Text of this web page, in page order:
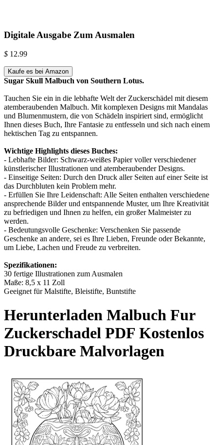
Digitale Ausgabe Zum Ausmalen
$ 12.99
Kaufe es bei Amazon
Sugar Skull Malbuch von Southern Lotus.
Tauchen Sie ein in die lebhafte Welt der Zuckerschädel mit diesem
atemberaubenden Malbuch. Mit komplexen Designs mit Mandalas
und Blumenmustern, die von Schädeln inspiriert sind, ermöglicht
Ihnen dieses Buch, Ihre Fantasie zu entfesseln und sich nach einem
hektischen Tag zu entspannen.
Wichtige Highlights dieses Buches:
- Lebhafte Bilder: Schwarz-weißes Papier voller verschiedener
künstlerischer Illustrationen und atemberaubender Designs.
- Einseitige Seiten: Durch den Druck aller Seiten auf einer Seite ist
das Durchbluten kein Problem mehr.
- Erfüllen Sie Ihre Leidenschaft: Alle Seiten enthalten verschiedene
ansprechende Bilder und entspannende Muster, um Ihre Kreativität
zu befriedigen und Ihnen zu helfen, ein großer Malmeister zu
werden.
- Bedeutungsvolle Geschenke: Verschenken Sie passende
Geschenke an andere, sei es Ihre Lieben, Freunde oder Bekannte,
um Liebe, Lachen und Freude zu verbreiten.
Spezifikationen:
30 fertige Illustrationen zum Ausmalen
Maße: 8,5 x 11 Zoll
Geeignet für Malstifte, Bleistifte, Buntstifte
Herunterladen Malbuch Fur
Zuckerschadel PDF Kostenlos
Druckbare Malvorlagen